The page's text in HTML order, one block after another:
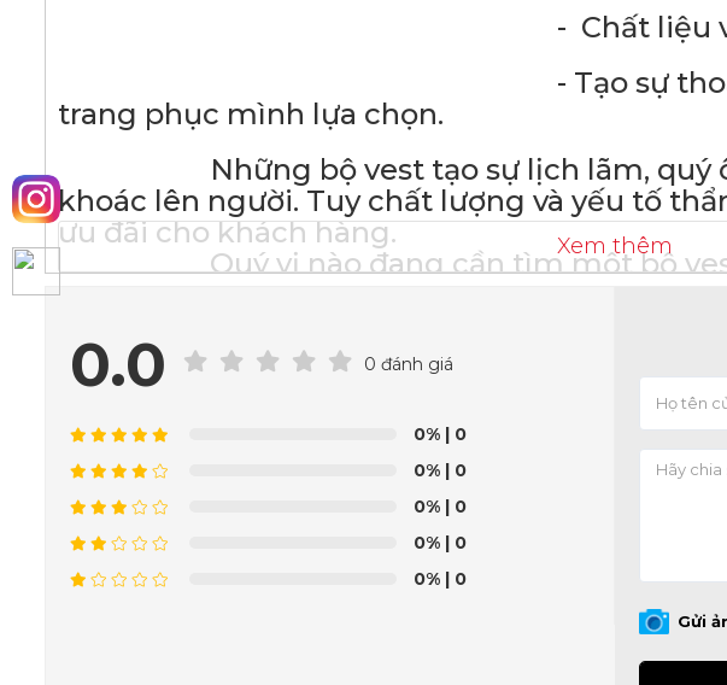
- Chất liệu vải cao
- Tạo sự thoải mái, tiện
trang phục mình lựa chọn.
Những bộ vest tạo sự lịch lãm, quý
khoác lên người. Tuy chất lượng và yếu tố
ưu đãi cho khách hàng.
Quý vị nào đang cần tìm một bộ vest
đến ngay Vest Việt nhé!
VEST VIỆT
MAY SẴN:
☑️
☑️
☑️
☑️
VESTVIET -
Xem thêm
0.0 0 đánh giá
0% | 0
0% | 0
0% | 0
0% | 0
0% | 0
Gửi